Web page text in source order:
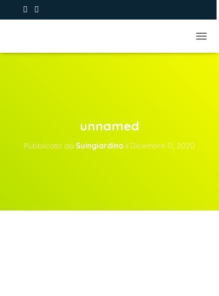
unnamed
Pubblicato da Suingiardino il Dicembre 11, 2020